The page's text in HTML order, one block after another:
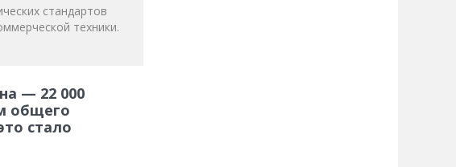
стандартов
техники.
— 22 000
общего
стало